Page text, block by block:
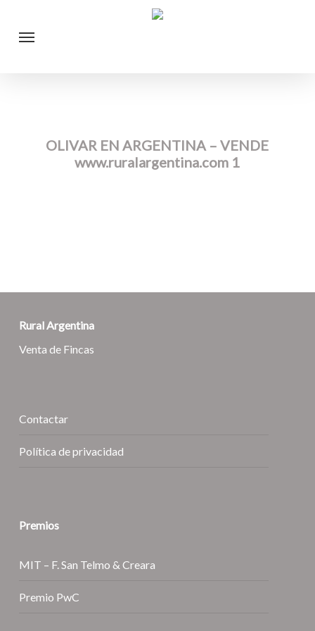
Menu
OLIVAR EN ARGENTINA – VENDE
www.ruralargentina.com 1
Rural Argentina
Venta de Fincas
Contactar
Política de privacidad
Premios
MIT – F. San Telmo & Creara
Premio PwC